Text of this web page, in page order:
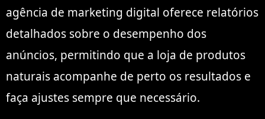
agência de marketing digital oferece relatórios
detalhados sobre o desempenho dos
anúncios, permitindo que a loja de produtos
naturais acompanhe de perto os resultados e
faça ajustes sempre que necessário.